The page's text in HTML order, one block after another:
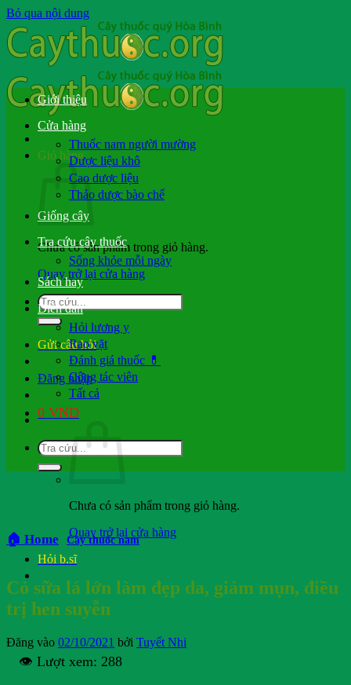
Bỏ qua nội dung
Giỏ hàng
Chưa có sản phẩm trong giỏ hàng.
Quay trở lại cửa hàng
Gửi câu hỏi
Đăng nhập
0 VND
Chưa có sản phẩm trong giỏ hàng.
Quay trở lại cửa hàng
Hỏi b.sĩ
Giới thiệu
Cửa hàng
Thuốc nam người mường
Dược liệu khô
Cao dược liệu
Thảo dược bào chế
Giống cây
Tra cứu cây thuốc
Sống khỏe mỗi ngày
Sách hay
Diễn đàn
Hỏi lương y
Rao vặt
Đánh giá thuốc 💊
Cộng tác viên
Tất cả
🏠 Home Cây thuốc nam
Cỏ sữa lá lớn làm đẹp da, giảm mụn, điều
trị hen suyễn
Đăng vào 02/10/2021 bởi Tuyết Nhi
👁️ Lượt xem: 288